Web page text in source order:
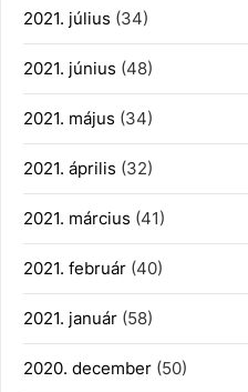
2021. július (34)
2021. június (48)
2021. május (34)
2021. április (32)
2021. március (41)
2021. február (40)
2021. január (58)
2020. december (50)